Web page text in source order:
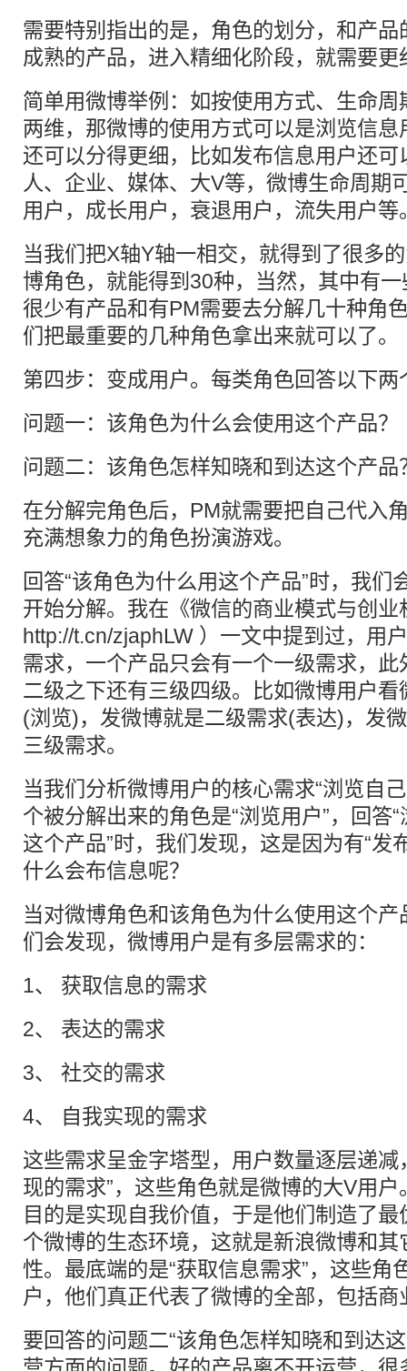
需要特别指出的是，角色的划分，和产
成熟的产品，进入精细化阶段，就需要更
简单用微博举例：如按使用方式、生命
两维，那微博的使用方式可以是浏览信
还可以分得更细，比如发布信息用户还
人、企业、媒体、大V等，微博生命周期
用户，成长用户，衰退用户，流失用户等
当我们把X轴Y轴一相交，就得到了很多
博角色，就能得到30种，当然，其中有
很少有产品和有PM需要去分解几十种角
们把最重要的几种角色拿出来就可以了。
第四步：变成用户。每类角色回答以下两
问题一：该角色为什么会使用这个产品？
问题二：该角色怎样知晓和到达这个产品
在分解完角色后，PM就需要把自己代入
充满想象力的角色扮演游戏。
回答“该角色为什么用这个产品”时，我们
开始分解。我在《微信的商业模式与创业
http://t.cn/zjaphLW ）一文中提到过，用
需求，一个产品只会有一个一级需求，
二级之下还有三级四级。比如微博用户
(浏览)，发微博就是二级需求(表达)，发
三级需求。
当我们分析微博用户的核心需求“浏览自
个被分解出来的角色是“浏览用户”，回答
这个产品”时，我们发现，这是因为有“发
什么会布信息呢？
当对微博角色和该角色为什么使用这个
们会发现，微博用户是有多层需求的：
1、 获取信息的需求
2、 表达的需求
3、 社交的需求
4、 自我实现的需求
这些需求呈金字塔型，用户数量逐层递减
现的需求”，这些角色就是微博的大V用
目的是实现自我价值，于是他们制造了
个微博的生态环境，这就是新浪微博和
性。最底端的是“获取信息需求”，这些角
户，他们真正代表了微博的全部，包括
要回答的问题二“该角色怎样知晓和到达